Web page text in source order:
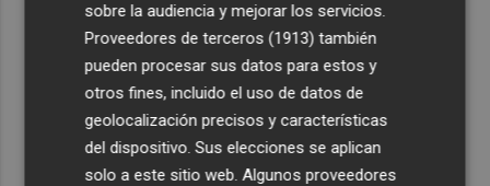
Recibe toda la actualidad de
Plaza Podcast en tu correo
Quiero suscribirme
sobre la audiencia y mejorar los servicios.
Proveedores de terceros (1913) también
pueden procesar sus datos para estos y
otros fines, incluido el uso de datos de
geolocalización precisos y características
del dispositivo. Sus elecciones se aplican
solo a este sitio web. Algunos proveedores